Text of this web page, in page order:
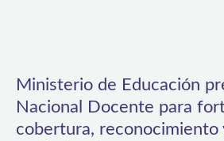
Ministerio de Educación
Nacional Docente para
cobertura, reconocimiento
Educación